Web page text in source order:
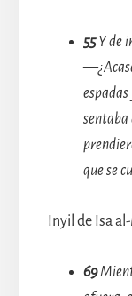
55Y de
sentaba
que se
Inyil de Isa
69